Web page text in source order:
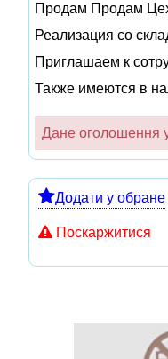
Продам Продам
Реализация со
Приглашаем к
Также имеются в
Дане оголошення
Додати у обране
Поскаржитися